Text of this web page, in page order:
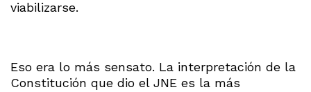
viabilizarse.
Eso era lo más sensato. La interpretación de la
Constitución que dio el JNE es la más